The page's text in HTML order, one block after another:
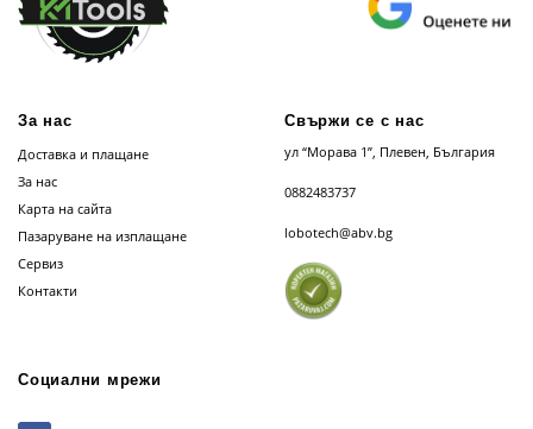
За нас
Доставка и плащане
За нас
Карта на сайта
Пазаруване на изплащане
Сервиз
Контакти
Свържи се с нас
ул “Морава 1”, Плевен, България
0882483737
lobotech@abv.bg
Социални мрежи